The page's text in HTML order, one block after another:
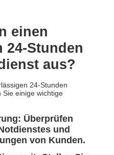
einen
24-Stunden
aus?
24-Stunden
Sie einige wichtige
Überprüfen
und
von Kunden.